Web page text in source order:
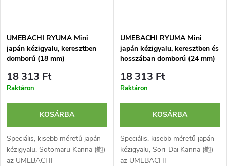
UMEBACHI RYUMA Mini
japán kézigyalu, keresztben
domború (18 mm)
18 313 Ft
Raktáron
KOSÁRBA
Speciális, kisebb méretű japán
kézigyalu, Sotomaru Kanna (鉋)
az UMEBACHI
UMEBACHI RYUMA Mini
japán kézigyalu, keresztben és
hosszában domború (24 mm)
18 313 Ft
Raktáron
KOSÁRBA
Speciális, kisebb méretű japán
kézigyalu, Sori-Dai Kanna (鉋)
az UMEBACHI